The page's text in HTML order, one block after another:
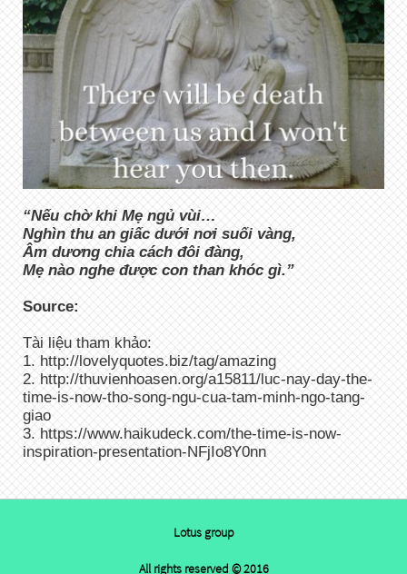
“Nếu chờ khi Mẹ ngủ vùi…
Nghìn thu an giấc dưới nơi suối vàng,
Âm dương chia cách đôi đàng,
Mẹ nào nghe được con than khóc gì.”
Source:
Tài liệu tham khảo:
1. http://lovelyquotes.biz/tag/amazing
2. http://thuvienhoasen.org/a15811/luc-nay-day-the-
time-is-now-tho-song-ngu-cua-tam-minh-ngo-tang-
giao
3. https://www.haikudeck.com/the-time-is-now-
inspiration-presentation-NFjIo8Y0nn
Lotus group
All rights reserved © 2016